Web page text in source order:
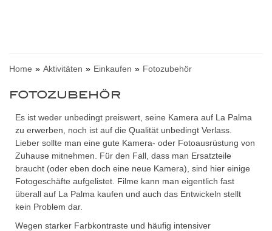
Home Aktivitäten Einkaufen Fotozubehör
FOTOZUBEHÖR
Es ist weder unbedingt preiswert, seine Kamera auf La Palma
zu erwerben, noch ist auf die Qualität unbedingt Verlass.
Lieber sollte man eine gute Kamera- oder Fotoausrüstung von
Zuhause mitnehmen. Für den Fall, dass man Ersatzteile
braucht (oder eben doch eine neue Kamera), sind hier einige
Fotogeschäfte aufgelistet. Filme kann man eigentlich fast
überall auf La Palma kaufen und auch das Entwickeln stellt
kein Problem dar.
Wegen starker Farbkontraste und häufig intensiver